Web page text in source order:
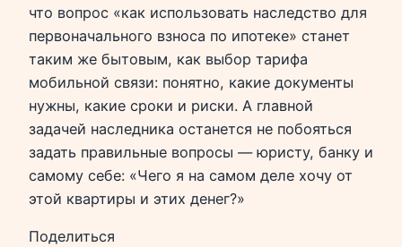
что вопрос «как использовать наследство для
первоначального взноса по ипотеке» станет
таким же бытовым, как выбор тарифа
мобильной связи: понятно, какие документы
нужны, какие сроки и риски. А главной
задачей наследника останется не побояться
задать правильные вопросы — юристу, банку и
самому себе: «Чего я на самом деле хочу от
этой квартиры и этих денег?»
Поделиться